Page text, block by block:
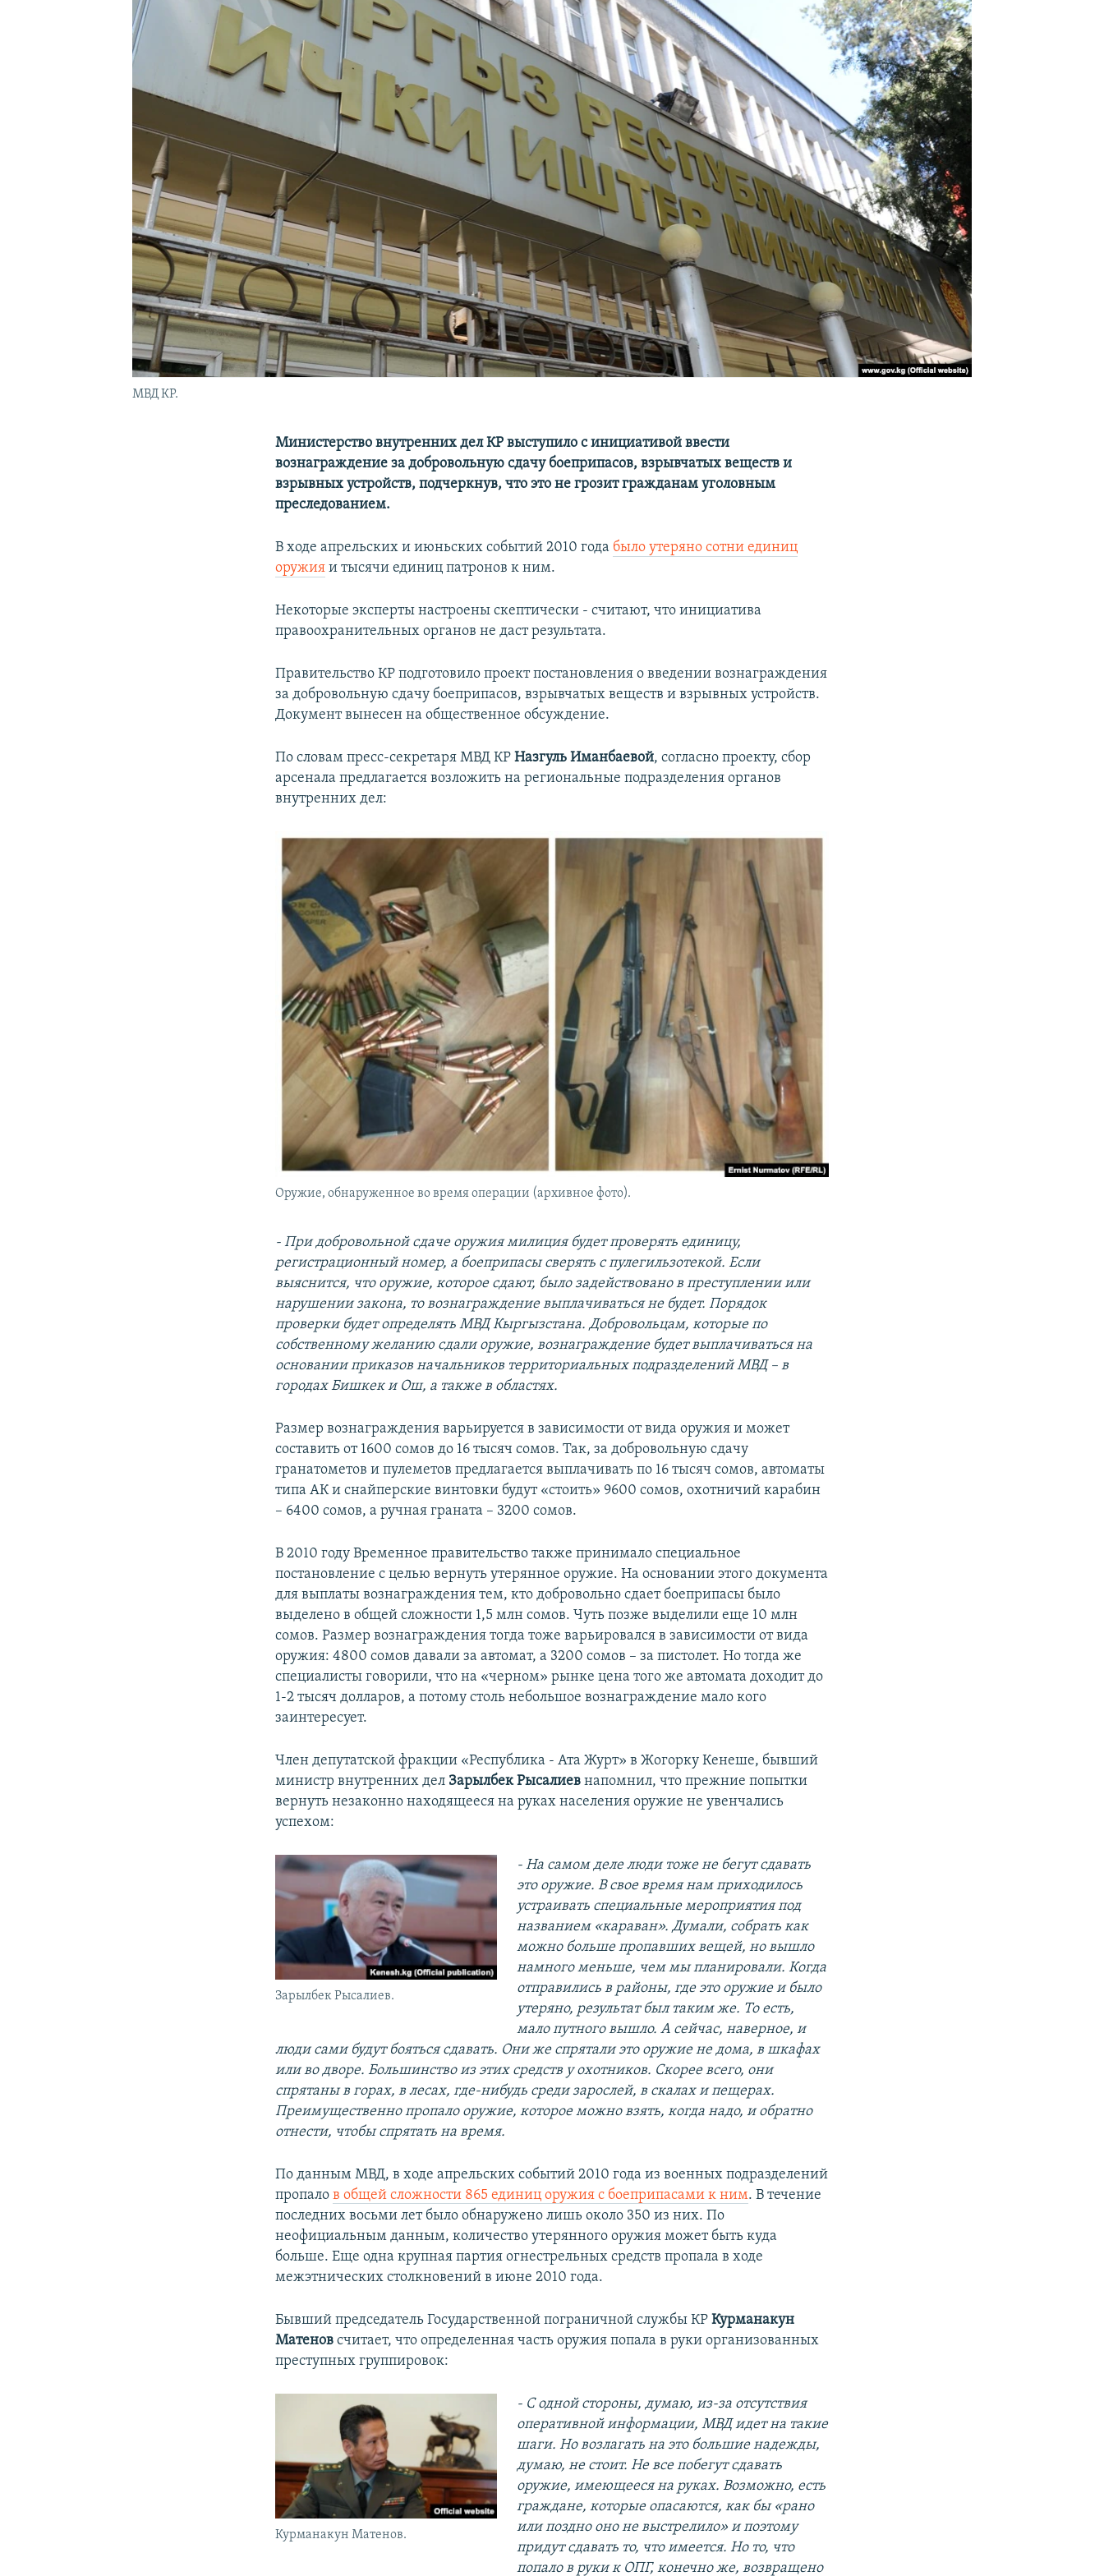
МВД КР.
Министерство внутренних дел КР выступило с инициативой ввести
вознаграждение за добровольную сдачу боеприпасов, взрывчатых веществ и
взрывных устройств, подчеркнув, что это не грозит гражданам уголовным
преследованием.
В ходе апрельских и июньских событий 2010 года было утеряно сотни единиц
оружия и тысячи единиц патронов к ним.
Некоторые эксперты настроены скептически - считают, что инициатива
правоохранительных органов не даст результата.
Правительство КР подготовило проект постановления о введении вознаграждения
за добровольную сдачу боеприпасов, взрывчатых веществ и взрывных устройств.
Документ вынесен на общественное обсуждение.
По словам пресс-секретаря МВД КРНазгуль Иманбаевой, согласно проекту, сбор
арсенала предлагается возложить на региональные подразделения органов
внутренних дел:
Оружие, обнаруженное во время операции (архивное фото).
- При добровольной сдаче оружия милиция будет проверять единицу,
регистрационный номер, а боеприпасы сверять с пулегильзотекой. Если
выяснится, что оружие, которое сдают, было задействовано в преступлении или
нарушении закона, то вознаграждение выплачиваться не будет. Порядок
проверки будет определять МВД Кыргызстана. Добровольцам, которые по
собственному желанию сдали оружие, вознаграждение будет выплачиваться на
основании приказов начальников территориальных подразделений МВД – в
городах Бишкек и Ош, а также в областях.
Размер вознаграждения варьируется в зависимости от вида оружия и может
составить от 1600 сомов до 16 тысяч сомов. Так, за добровольную сдачу
гранатометов и пулеметов предлагается выплачивать по 16 тысяч сомов, автоматы
типа АК и снайперские винтовки будут «стоить» 9600 сомов, охотничий карабин
– 6400 сомов, а ручная граната – 3200 сомов.
В 2010 году Временное правительство также принимало специальное
постановление с целью вернуть утерянное оружие. На основании этого документа
для выплаты вознаграждения тем, кто добровольно сдает боеприпасы было
выделено в общей сложности 1,5 млн сомов. Чуть позже выделили еще 10 млн
сомов. Размер вознаграждения тогда тоже варьировался в зависимости от вида
оружия: 4800 сомов давали за автомат, а 3200 сомов – за пистолет. Но тогда же
специалисты говорили, что на «черном» рынке цена того же автомата доходит до
1-2 тысяч долларов, а потому столь небольшое вознаграждение мало кого
заинтересует.
Член депутатской фракции «Республика - Ата Журт» в Жогорку Кенеше, бывший
министр внутренних дел Зарылбек Рысалиев напомнил, что прежние попытки
вернуть незаконно находящееся на руках населения оружие не увенчались
успехом:
Зарылбек Рысалиев.
- На самом деле люди тоже не бегут сдавать
это оружие. В свое время нам приходилось
устраивать специальные мероприятия под
названием «караван». Думали, собрать как
можно больше пропавших вещей, но вышло
намного меньше, чем мы планировали. Когда
отправились в районы, где это оружие и было
утеряно, результат был таким же. То есть,
мало путного вышло. А сейчас, наверное, и
люди сами будут бояться сдавать. Они же спрятали это оружие не дома, в шкафах
или во дворе. Большинство из этих средств у охотников. Скорее всего, они
спрятаны в горах, в лесах, где-нибудь среди зарослей, в скалах и пещерах.
Преимущественно пропало оружие, которое можно взять, когда надо, и обратно
отнести, чтобы спрятать на время.
По данным МВД, в ходе апрельских событий 2010 года из военных подразделений
пропалов общей сложности 865 единиц оружия с боеприпасами к ним. В течение
последних восьми лет было обнаружено лишь около 350 из них. По
неофициальным данным, количество утерянного оружия может быть куда
больше. Еще одна крупная партия огнестрельных средств пропала в ходе
межэтнических столкновений в июне 2010 года.
Бывший председатель Государственной пограничной службы КРКурманакун
Матенов считает, что определенная часть оружия попала в руки организованных
преступных группировок:
Курманакун Матенов.
- С одной стороны, думаю, из-за отсутствия
оперативной информации, МВД идет на такие
шаги. Но возлагать на это большие надежды,
думаю, не стоит. Не все побегут сдавать
оружие, имеющееся на руках. Возможно, есть
граждане, которые опасаются, как бы «рано
или поздно оно не выстрелило» и поэтому
придут сдавать то, что имеется. Но то, что
попало в руки к ОПГ, конечно же, возвращено